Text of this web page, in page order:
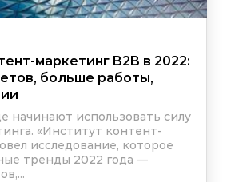
маркетинг B2B в 2022:
больше работы,
начинают использовать силу
«Институт контент-
исследование, которое
тренды 2022 года —